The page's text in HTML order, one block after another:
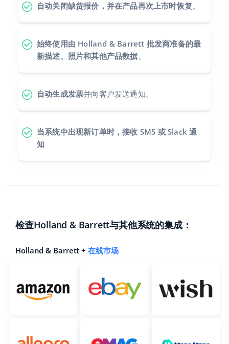
自动关闭缺货报价，并在产品再次上市时恢复。
始终使用由 Holland & Barrett 批发商准备的最
新描述、照片和其他产品数据。
自动生成发票并向客户发送通知。
当系统中出现新订单时，接收 SMS 或 Slack 通
知
检查Holland & Barrett与其他系统的集成：
Holland & Barrett + 在线市场